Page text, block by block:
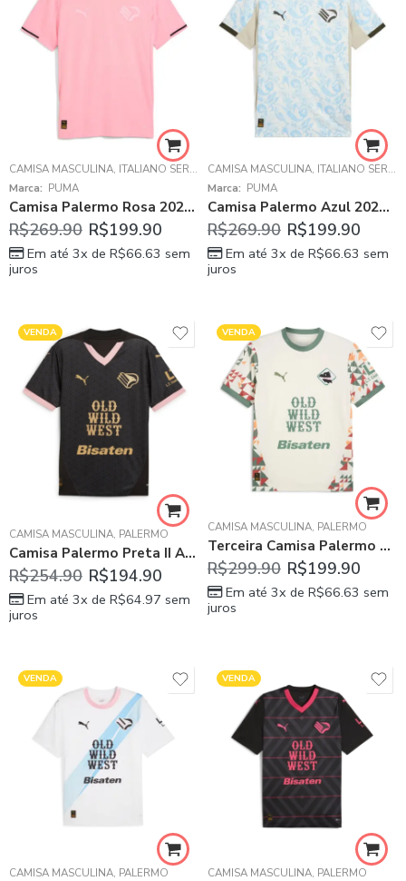
CAMISA MASCULINA, ITALIANO SÉRIE B ,PALERMO
Marca: PUMA
Camisa Palermo Rosa 2025/26 Home Masculina
R$269.90 R$199.90
Em até 3x de R$66.63 sem
juros
CAMISA MASCULINA, ITALIANO SÉRIE B
Marca: PUMA
Camisa Palermo Azul 2025/26 Third Masculina
R$269.90 R$199.90
Em até 3x de R$66.63 sem
juros
VENDA
CAMISA MASCULINA, PALERMO
Camisa Palermo Preta II Away 2024/25 Masculina
R$254.90 R$194.90
Em até 3x de R$64.97 sem
juros
VENDA
CAMISA MASCULINA, PALERMO
Terceira Camisa Palermo Bege III 2024/25 Masculina
R$299.90 R$199.90
Em até 3x de R$66.63 sem
juros
VENDA
CAMISA MASCULINA, PALERMO
VENDA
CAMISA MASCULINA, PALERMO